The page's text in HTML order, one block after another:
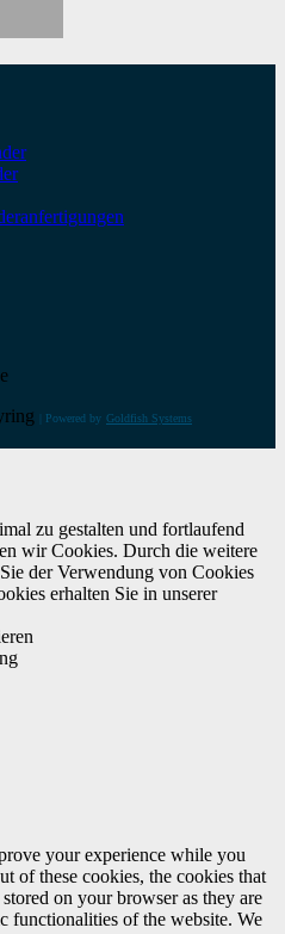
| Powered by Goldfish Systems
zu gestalten und fortlaufend
wir Cookies. Durch die weitere
der Verwendung von Cookies
erhalten Sie in unserer
your experience while you
of these cookies, the cookies that
on your browser as they are
functionalities of the website. We